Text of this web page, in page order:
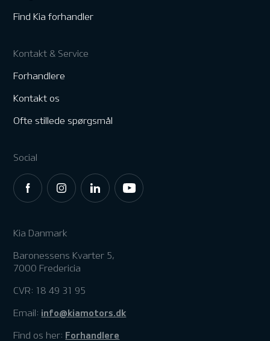
Find Kia forhandler
Kontakt & Service
Forhandlere
Kontakt os
Ofte stillede spørgsmål
Social
Kia Danmark
Baronessens Kvarter 5,
7000 Fredericia
CVR: 18 49 31 95
Email: info@kiamotors.dk
Find os her: Forhandlere